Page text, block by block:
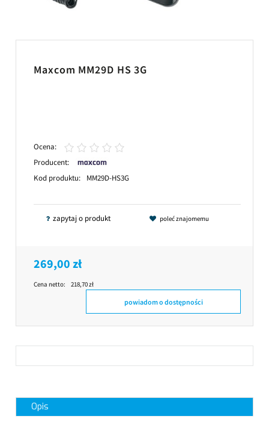
Maxcom MM29D HS 3G
Ocena:
Producent:
Kod produktu:
MM29D-HS3G
zapytaj o produkt poleć znajomemu
269,00 zł
Cena netto: 218,70 zł
powiadom o dostępności
Opis